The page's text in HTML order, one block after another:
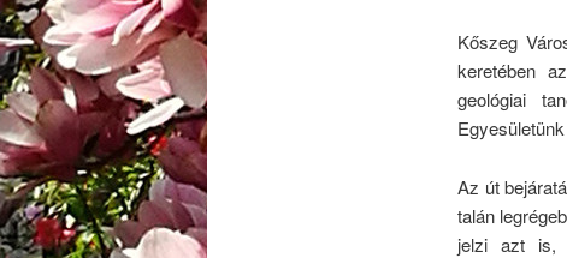
Kőszeg
keretében
geológiai
Az út
talán
jelzi azt is,